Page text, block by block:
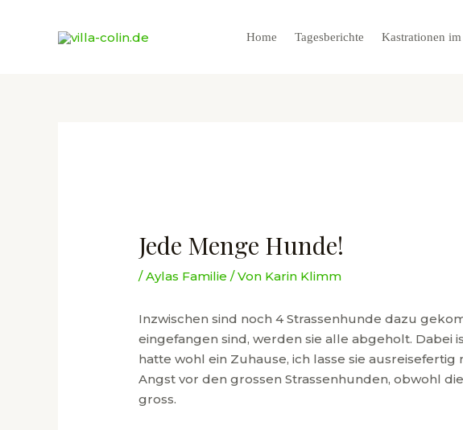
Home Tagesberichte Kastrationen
Jede Menge Hunde!
/Aylas Familie / Von Karin Klimm
Inzwischen sind noch 4 Strassenhunde dazu
eingefangen sind, werden sie alle abgeholt. Dabei
hatte wohl ein Zuhause, ich lasse sie
Angst vor den grossen Strassenhunden, obwohl
gross.